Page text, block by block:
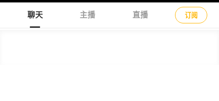
聊天 主播 直播 订阅